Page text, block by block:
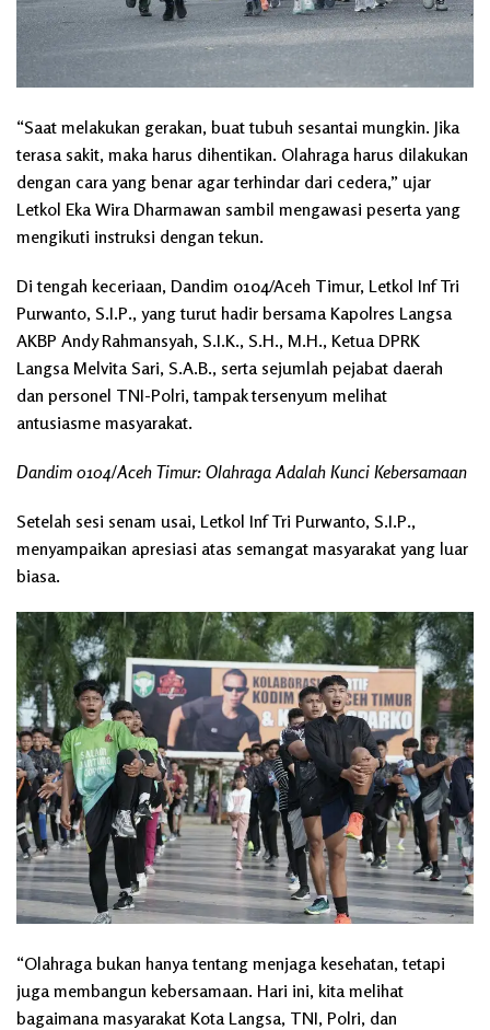
“Saat melakukan gerakan, buat tubuh sesantai mungkin. Jika
terasa sakit, maka harus dihentikan. Olahraga harus dilakukan
dengan cara yang benar agar terhindar dari cedera,” ujar
Letkol Eka Wira Dharmawan sambil mengawasi peserta yang
mengikuti instruksi dengan tekun.
Di tengah keceriaan, Dandim 0104/Aceh Timur, Letkol Inf Tri
Purwanto, S.I.P., yang turut hadir bersama Kapolres Langsa
AKBP Andy Rahmansyah, S.I.K., S.H., M.H., Ketua DPRK
Langsa Melvita Sari, S.A.B., serta sejumlah pejabat daerah
dan personel TNI-Polri, tampak tersenyum melihat
antusiasme masyarakat.
Dandim 0104/Aceh Timur: Olahraga Adalah Kunci Kebersamaan
Setelah sesi senam usai, Letkol Inf Tri Purwanto, S.I.P.,
menyampaikan apresiasi atas semangat masyarakat yang luar
biasa.
“Olahraga bukan hanya tentang menjaga kesehatan, tetapi
juga membangun kebersamaan. Hari ini, kita melihat
bagaimana masyarakat Kota Langsa, TNI, Polri, dan